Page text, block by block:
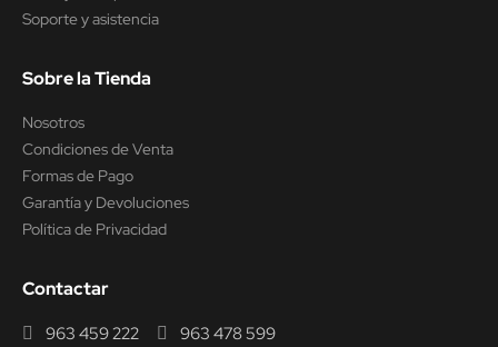
Soporte y asistencia
Sobre la Tienda
Nosotros
Condiciones de Venta
Formas de Pago
Garantía y Devoluciones
Política de Privacidad
Contactar
963 459 222
963 478 599